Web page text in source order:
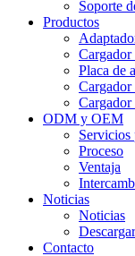
Soporte
Productos
Placa de
ODM y OEM
Proceso
Ventaja
Noticias
Noticias
Descargar
Contacto